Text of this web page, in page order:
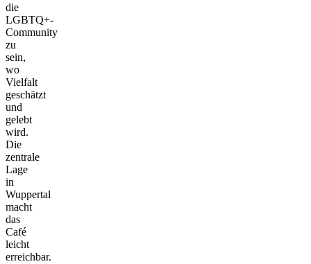
die
LGBTQ+-
Community
zu
sein,
wo
Vielfalt
geschätzt
und
gelebt
wird.
Die
zentrale
Lage
in
Wuppertal
macht
das
Café
leicht
erreichbar.